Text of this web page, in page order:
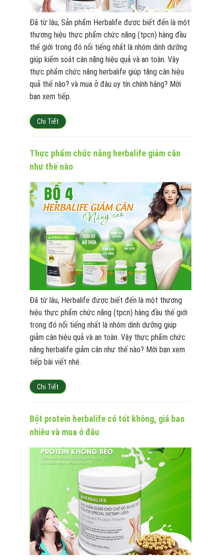
Đã từ lâu, Sản phẩm Herbalife được biết đến là một
thương hiệu thực phẩm chức năng (tpcn) hàng đầu
thế giới trong đó nổi tiếng nhất là nhóm dinh dưỡng
giúp kiểm soát cân nặng hiệu quả và an toàn. Vậy
thực phẩm chức năng herbalife giúp tăng cân hiệu
quả thế nào? và mua ở đâu uy tín chính hãng? Mời
bạn xem tiếp.
Chi Tiết
Thực phẩm chức năng herbalife giảm cân
như thế nào
Đã từ lâu, Herbalife được biết đến là một thương
hiệu thực phẩm chức năng (tpcn) hàng đầu thế giới
trong đó nổi tiếng nhất là nhóm dinh dưỡng giúp
giảm cân hiệu quả và an toàn. Vậy thực phẩm chức
năng herbalife giảm cân như thế nào? Mời bạn xem
tiếp bài viết nhé.
Chi Tiết
Bột protein herbalife có tốt không, giá bao
nhiêu và mua ở đâu